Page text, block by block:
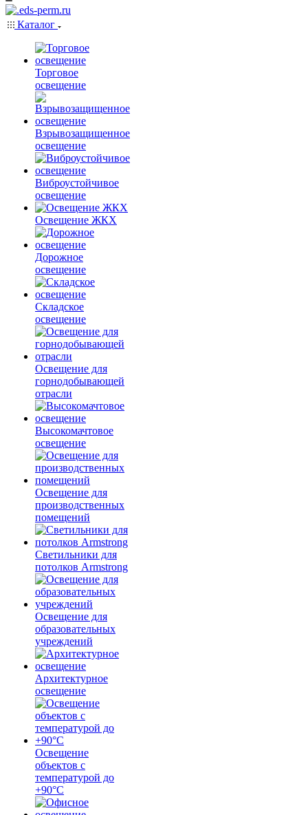
Каталог
Торговое
освещение
Взрывозащищенное
освещение
Виброустойчивое
освещение
Освещение ЖКХ
Дорожное
освещение
Складское
освещение
Освещение для
горнодобывающей
отрасли
Высокомачтовое
освещение
Освещение для
производственных
помещений
Светильники для
потолков Armstrong
Освещение для
образовательных
учреждений
Архитектурное
освещение
Освещение
объектов с
температурой до
+90°С